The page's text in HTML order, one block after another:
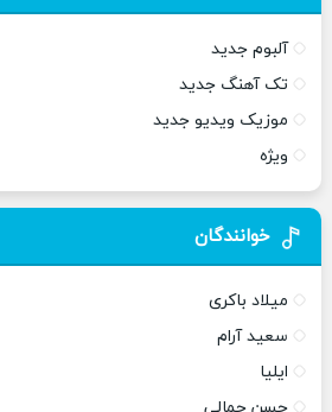
آلبوم جدید
تک آهنگ جدید
موزیک ویدیو جدید
ویژه
خوانندگان
میلاد باکری
سعید آرام
ایلیا